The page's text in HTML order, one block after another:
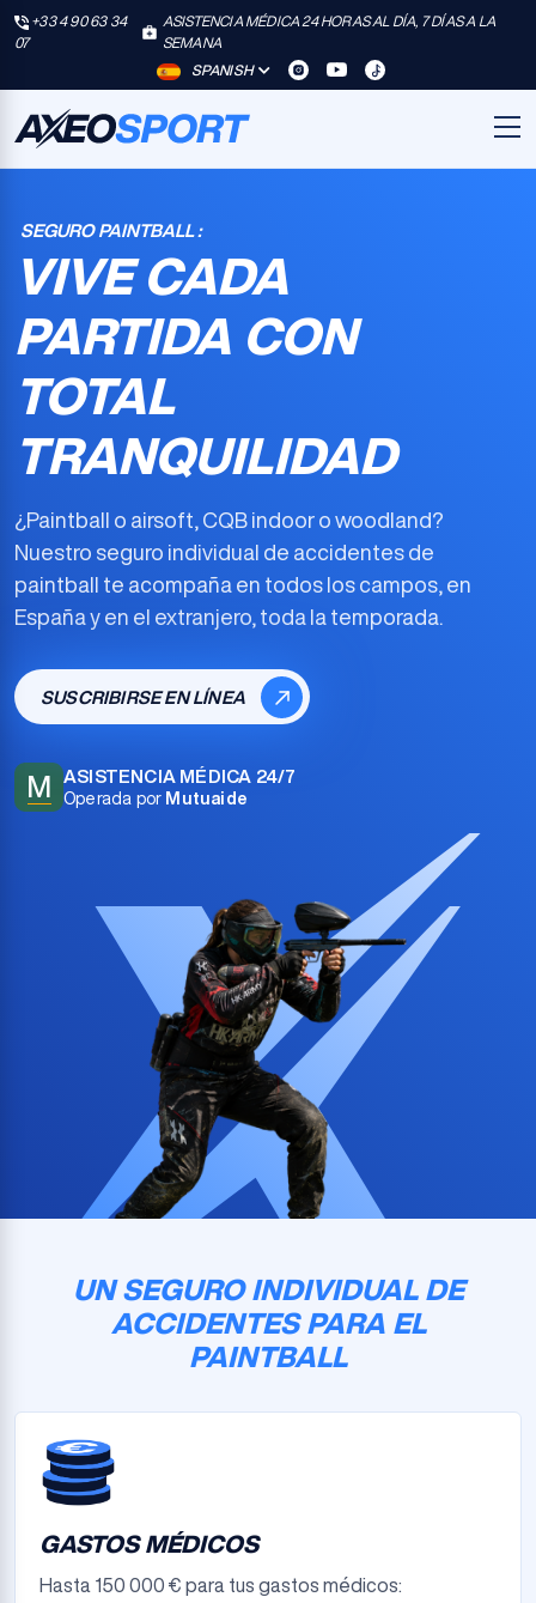
+33 4 90 63 34
07
ASISTENCIA MÉDICA 24 HORAS AL DÍA, 7 DÍAS A LA
SEMANA
SPANISH
SEGURO PAINTBALL :
VIVE CADA
PARTIDA CON
TOTAL
TRANQUILIDAD
¿Paintball o airsoft, CQB indoor o woodland?
Nuestro seguro individual de accidentes de
paintball te acompaña en todos los campos, en
España y en el extranjero, toda la temporada.
SUSCRIBIRSE EN LÍNEA
M ASISTENCIA MÉDICA 24/7
Operada por Mutuaide
UN SEGURO INDIVIDUAL DE
ACCIDENTES PARA EL
PAINTBALL
GASTOS MÉDICOS
Hasta 150 000 € para tus gastos médicos: